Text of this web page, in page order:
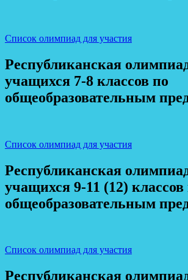
Список олимпиад для участия
Республиканская
учащихся 7-8 классов по
общеобразовательным
Список олимпиад для участия
Республиканская
учащихся 9-11 (12) классов
общеобразовательным
Список олимпиад для участия
Республиканская